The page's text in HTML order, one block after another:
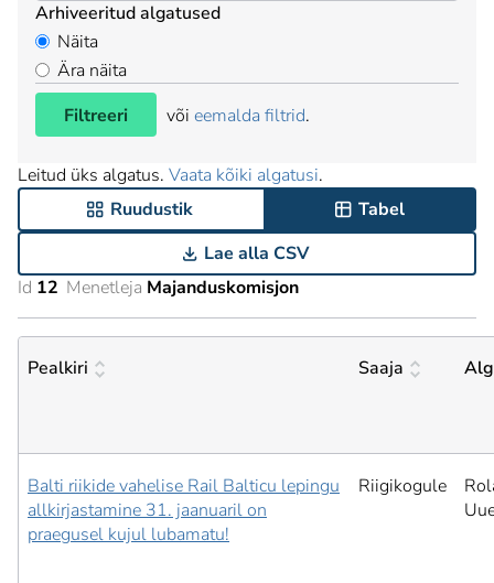
Arhiveeritud algatused
Näita
Ära näita
Filtreeri
või eemalda filtrid.
Leitud üks algatus. Vaata kõiki algatusi.
Ruudustik
Tabel
Lae alla CSV
Id 12 Menetleja Majanduskomisjon
Pealkiri Saaja
Balti riikide vahelise Rail Balticu lepingu
allkirjastamine 31. jaanuaril on
praegusel kujul lubamatu!
Riigikogule